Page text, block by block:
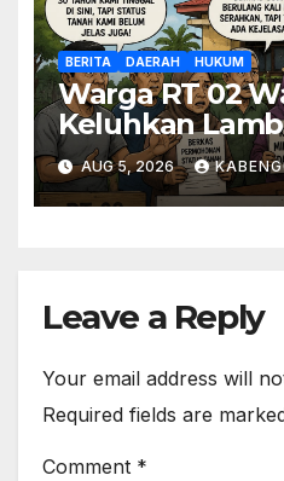
BERITA DAERAH HUKUM
Warga RT 02
Keluhkan
Respons Lurah
Kejelasan
Ditempati
AUG 5, 2026
Leave a Reply
Your email address will
Required fields are
Comment *